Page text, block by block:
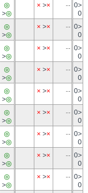
◎
>◎
× >× -- 0>
0
◎
>◎
× >× -- 0>
0
◎
>◎
× >× -- 0>
0
◎
>◎
× >× -- 0>
0
◎
>◎
× >× -- 0>
0
◎
>◎
× >× -- 0>
0
◎
>◎
× >× -- 0>
0
◎
>◎
× >× -- 0>
0
◎
>◎
× >× -- 0>
0